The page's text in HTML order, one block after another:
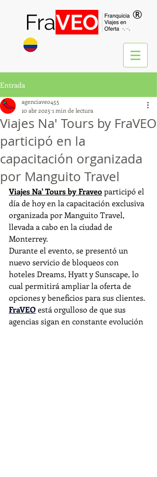
®
Entrada
Viajes Na' Tours by FraVEO
participó en la
capacitación organizada
por Manguito Travel
agenciaveo455
10 abr 2025 1 min de lectura
Viajes Na' Tours by Fraveo participó el
día de hoy en la capacitación exclusiva
organizada por Manguito Travel,
llevada a cabo en la ciudad de
Monterrey.
Durante el evento, se presentó un
nuevo servicio de bloqueos con
hoteles Dreams, Hyatt y Sunscape, lo
cual permitirá ampliar la oferta de
opciones y beneficios para sus clientes.
FraVEO está orgulloso de que sus
agencias sigan en constante evolución